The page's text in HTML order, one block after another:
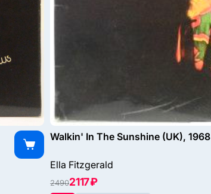
Walkin' In The Sunshine (UK), 1968
Ella Fitzgerald
24902117 ₽